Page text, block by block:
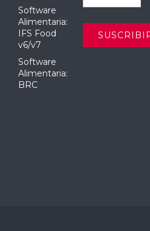
Software
Alimentaria:
IFS Food
v6/v7
Software
Alimentaria:
BRC